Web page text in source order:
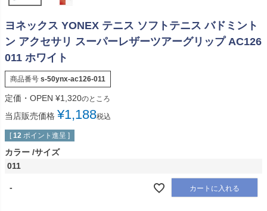
ヨネックス YONEX テニス ソフトテニス バドミント
ン アクセサリ スーパーレザーツアーグリップ AC126
011 ホワイト
商品番号 s-50ynx-ac126-011
定価・OPEN ¥1,320のところ
当店販売価格 ¥1,188税込
[ 12 ポイント進呈 ]
カラー サイズ
011
- カートに入れる